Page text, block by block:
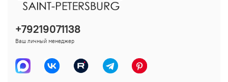
+79219071138
Ваш личный менеджер